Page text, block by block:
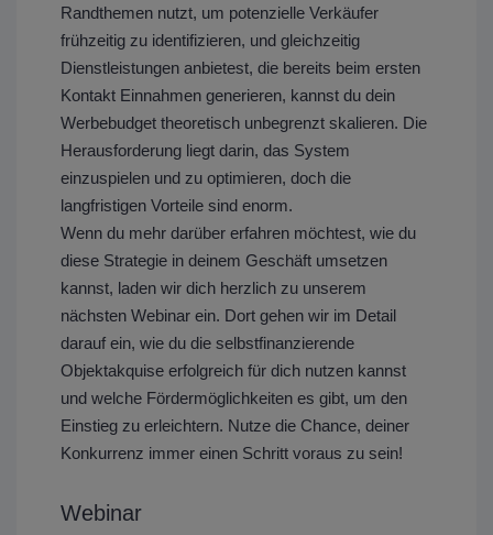
Randthemen nutzt, um potenzielle Verkäufer
frühzeitig zu identifizieren, und gleichzeitig
Dienstleistungen anbietest, die bereits beim ersten
Kontakt Einnahmen generieren, kannst du dein
Werbebudget theoretisch unbegrenzt skalieren. Die
Herausforderung liegt darin, das System
einzuspielen und zu optimieren, doch die
langfristigen Vorteile sind enorm.
Wenn du mehr darüber erfahren möchtest, wie du
diese Strategie in deinem Geschäft umsetzen
kannst, laden wir dich herzlich zu unserem
nächsten Webinar ein. Dort gehen wir im Detail
darauf ein, wie du die selbstfinanzierende
Objektakquise erfolgreich für dich nutzen kannst
und welche Fördermöglichkeiten es gibt, um den
Einstieg zu erleichtern. Nutze die Chance, deiner
Konkurrenz immer einen Schritt voraus zu sein!
Webinar